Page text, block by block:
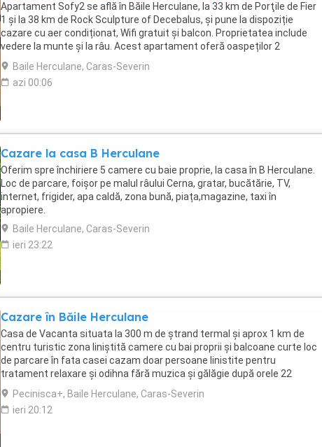
Apartament Sofy2 se află în Băile Herculane, la 33 km de Porţile de Fier
1 și la 38 km de Rock Sculpture of Decebalus, și pune la dispoziție
cazare cu aer condiționat, Wifi gratuit și balcon. Proprietatea include
vedere la munte și la râu. Acest apartament oferă oaspeților 2
dormitoare, 1 baie, lenjerie ...
Baile Herculane, Caras-Severin
azi 00:06
Cazare la casa B Herculane
Oferim spre închiriere 5 camere cu baie proprie, la casa în B Herculane.
Loc de parcare, foișor pe malul râului Cerna, gratar, bucătărie, TV,
internet, frigider, apa caldă, zona bună, piața,magazine, taxi în
apropiere.
Baile Herculane, Caras-Severin
ieri 23:22
Cazare în Băile Herculane
Casa de Vacanta situata la 300 m de ștrand termal și aprox 1 km de
centru turistic zona liniștită camere cu bai proprii și balcoane curte loc
de parcare în fata casei cazam doar persoane linistite pentru
tratament relaxare și odihna fără muzica și gălăgie după orele 22
rezervări la zero șapte ...
Pecinisca+, Baile Herculane, Caras-Severin
ieri 20:12